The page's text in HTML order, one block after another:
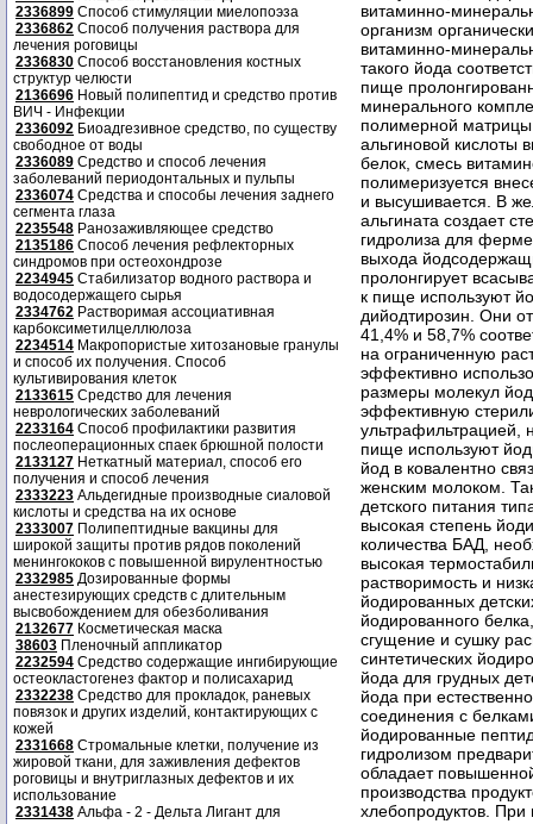
2336899 Способ стимуляции миелопоэза
2336862 Способ получения раствора для
лечения роговицы
2336830 Способ восстановления костных
структур челюсти
2136696 Новый полипептид и средство против
ВИЧ - Инфекции
2336092 Биоадгезивное средство, по существу
свободное от воды
2336089 Средство и способ лечения
заболеваний периодонтальных и пульпы
2336074 Средства и способы лечения заднего
сегмента глаза
2235548 Ранозаживляющее средство
2135186 Способ лечения рефлекторных
синдромов при остеохондрозе
2234945 Стабилизатор водного раствора и
водосодержащего сырья
2334762 Растворимая ассоциативная
карбоксиметилцеллюлоза
2234514 Макропористые хитозановые гранулы
и способ их получения. Способ
культивирования клеток
2133615 Средство для лечения
неврологических заболеваний
2233164 Способ профилактики развития
послеоперационных спаек брюшной полости
2133127 Неткатный материал, способ его
получения и способ лечения
2333223 Альдегидные производные сиаловой
кислоты и средства на их основе
2333007 Полипептидные вакцины для
широкой защиты против рядов поколений
менингококов с повышенной вирулентностью
2332985 Дозированные формы
анестезирующих средств с длительным
высвобождением для обезболивания
2132677 Косметическая маска
38603 Пленочный аппликатор
2232594 Средство содержащие ингибирующие
остеокластогенез фактор и полисахарид
2332238 Средство для прокладок, раневых
повязок и других изделий, контактирующих с
кожей
2331668 Стромальные клетки, получение из
жировой ткани, для заживления дефектов
роговицы и внутриглазных дефектов и их
использование
2331438 Альфа - 2 - Дельта Лигант для